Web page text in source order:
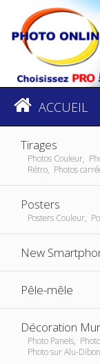
ACCUEIL
Tirages
Photos Couleur,
Rétro, Photos
Posters
Posters Couleur,
New
Pêle-mêle
Décoration
Photo Panels,
Photo sur Alu-